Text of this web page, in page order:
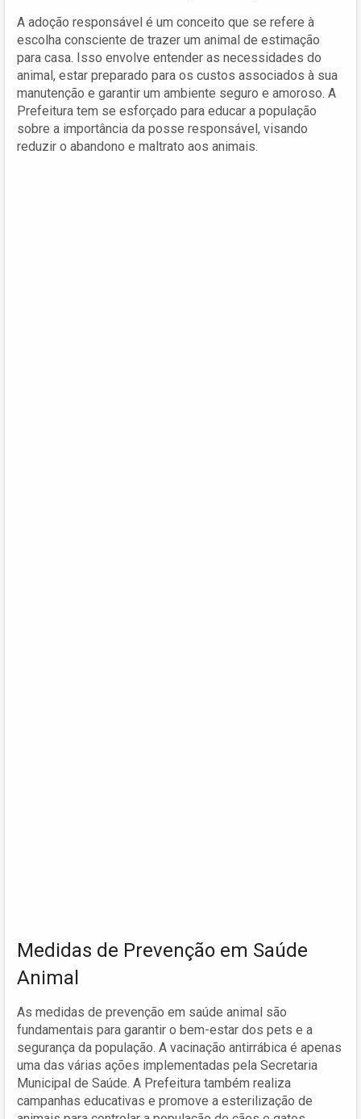
A adoção responsável é um conceito que se refere à
escolha consciente de trazer um animal de estimação
para casa. Isso envolve entender as necessidades do
animal, estar preparado para os custos associados à sua
manutenção e garantir um ambiente seguro e amoroso. A
Prefeitura tem se esforçado para educar a população
sobre a importância da posse responsável, visando
reduzir o abandono e maltrato aos animais.
Medidas de Prevenção em Saúde
Animal
As medidas de prevenção em saúde animal são
fundamentais para garantir o bem-estar dos pets e a
segurança da população. A vacinação antirrábica é apenas
uma das várias ações implementadas pela Secretaria
Municipal de Saúde. A Prefeitura também realiza
campanhas educativas e promove a esterilização de